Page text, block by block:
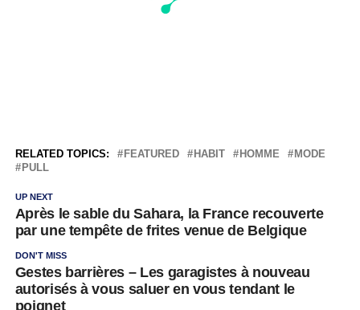
RELATED TOPICS: FEATURED HABIT HOMME
MODE
PULL
UP NEXT
Après le sable du Sahara, la France recouverte
par une tempête de frites venue de Belgique
DON'T MISS
Gestes barrières – Les garagistes à nouveau
autorisés à vous saluer en vous tendant le
poignet